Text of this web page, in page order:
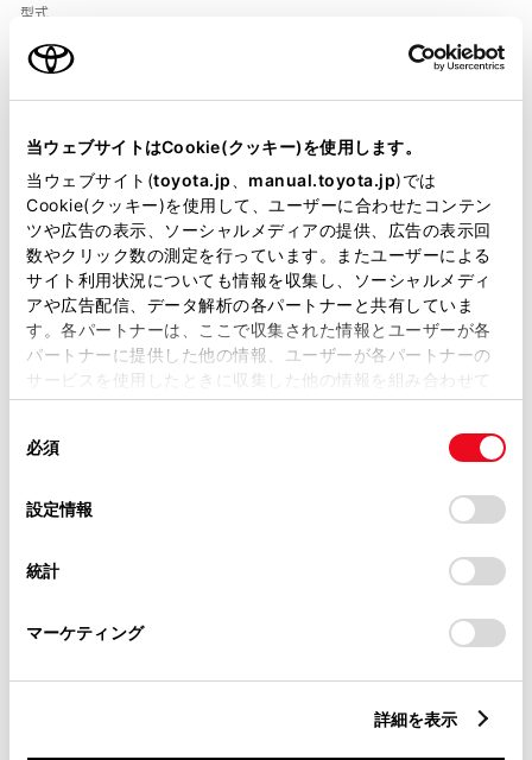
当ウェブサイトはCookie(クッキー)を使用します。
当ウェブサイト(toyota.jp manual.toyota.jp)では
Cookie(クッキー)を使用して、ユーザーに合わせたコンテン
ツや広告の表示、ソーシャルメディアの提供、広告の表示回
数やクリック数の測定を行っています。またユーザーによる
サイト利用状況についても情報を収集し、ソーシャルメディ
アや広告配信、データ解析の各パートナーと共有していま
す。各パートナーは、ここで収集された情報とユーザーが各
パートナーに提供した他の情報、ユーザーが各パートナーの
サービスを使用したときに収集した他の情報を組み合わせて
使用することがあります。当ウェブサイトの使用を続行する
デバイスにすべてのCookie(クッキー)が保存されることに同
意したことになります。Cookie(クッキー)のオプトアウト、
設定の変更、同意を撤回したりするにあたっては、当社の
「Cookie（クッキー）情報の取り扱いについて
」をご覧くだ
必須
設定情報
統計
マーケティング
詳細を表示
型式
4455×1695×1395mm
ホイールベース ※1
2580mm
トレッド前／後
1465/1450mm
室内長×室内幅× 室内高
1955 × 1445 ×1165mm
車両重量
1160kg
装備・オプション